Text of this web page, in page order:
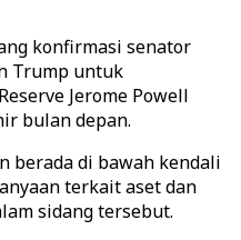
konfirmasi senator
Trump untuk
Jerome Powell
bulan depan.
berada di bawah kendali
terkait aset dan
sidang tersebut.